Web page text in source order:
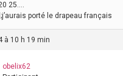
25….
porté le drapeau français
à 10 h 19 min
obelix62